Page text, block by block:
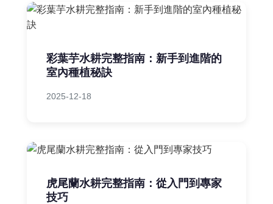
彩葉芋水耕完整指南：新手到進階的
室內種植秘訣
2025-12-18
虎尾蘭水耕完整指南：從入門到專家
技巧